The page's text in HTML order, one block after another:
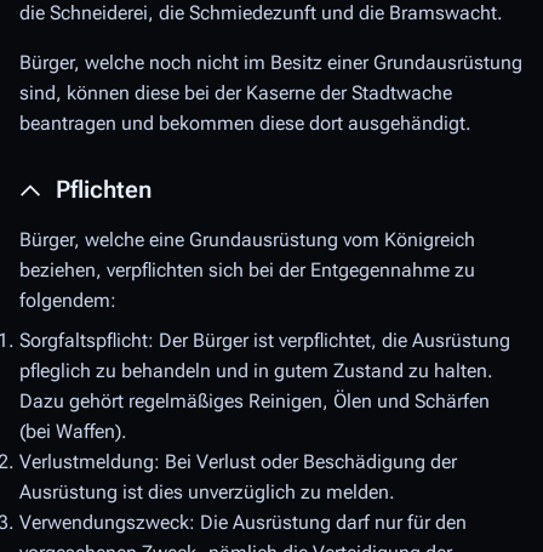
die Schneiderei, die Schmiedezunft und die Bramswacht.
Bürger, welche noch nicht im Besitz einer Grundausrüstung
sind, können diese bei der Kaserne der Stadtwache
beantragen und bekommen diese dort ausgehändigt.
Pflichten
Bürger, welche eine Grundausrüstung vom Königreich
beziehen, verpflichten sich bei der Entgegennahme zu
folgendem:
Sorgfaltspflicht: Der Bürger ist verpflichtet, die Ausrüstung
pfleglich zu behandeln und in gutem Zustand zu halten.
Dazu gehört regelmäßiges Reinigen, Ölen und Schärfen
(bei Waffen).
Verlustmeldung: Bei Verlust oder Beschädigung der
Ausrüstung ist dies unverzüglich zu melden.
Verwendungszweck: Die Ausrüstung darf nur für den